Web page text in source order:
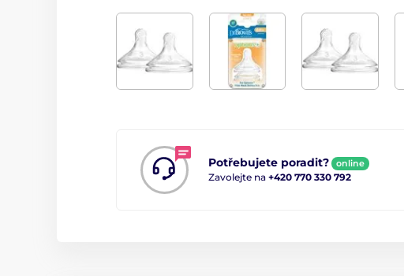
Potřebujete poradit? online
Zavolejte na +420 770 330 792